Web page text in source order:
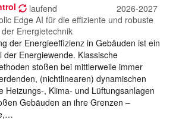
laufend
2026-2027
Edge AI für die effiziente und robuste
Energietechnik
der Energieeffizienz in Gebäuden ist ein
der Energiewende. Klassische
stoßen bei mittlerweile immer
(nichtlinearen) dynamischen
Heizungs-, Klima- und Lüftungsanlagen
Gebäuden an ihre Grenzen –